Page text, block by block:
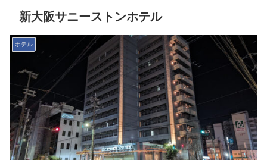
新大阪サニーストンホテル
ホテル